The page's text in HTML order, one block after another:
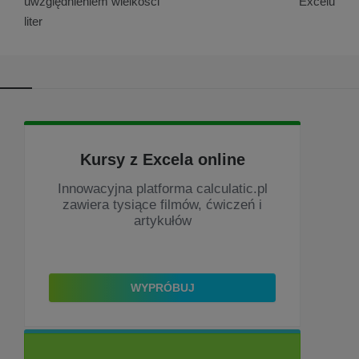
wpisu
liter
Kursy z Excela online
Innowacyjna platforma calculatic.pl
zawiera tysiące filmów, ćwiczeń i
artykułów
WYPRÓBUJ